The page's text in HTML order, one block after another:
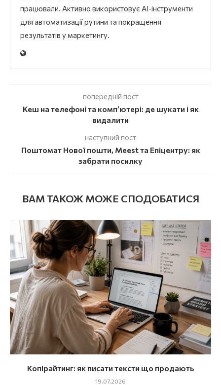
працювали. Активно використовує AI-інструменти
для автоматизації рутини та покращення
результатів у маркетингу.
попередній пост
Кеш на телефоні та комп’ютері: де шукати і як
видалити
наступний пост
Поштомат Нової пошти, Meest та Епіцентру: як
забрати посилку
ВАМ ТАКОЖ МОЖЕ СПОДОБАТИСЯ
Копірайтинг: як писати тексти що продають
19.07.2026